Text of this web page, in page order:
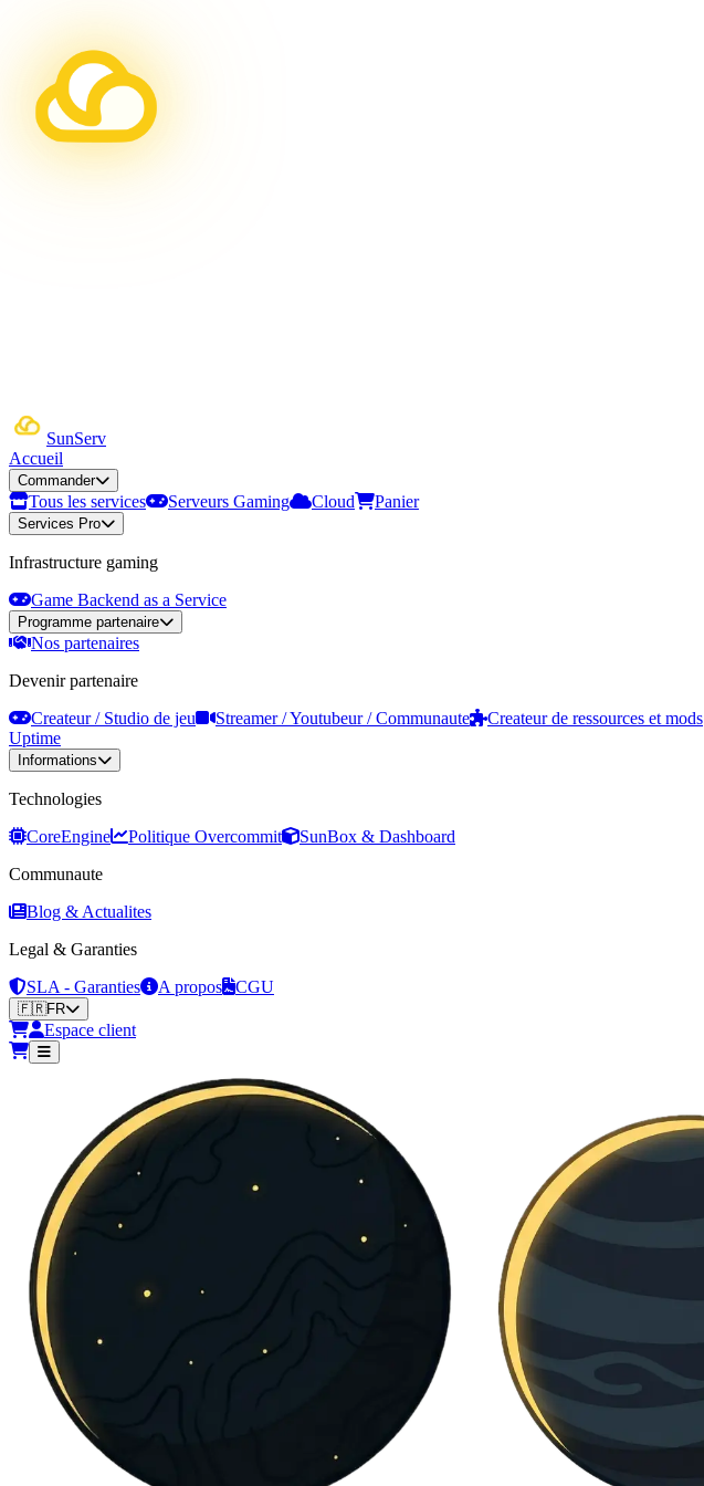
SunServ
Accueil
Commander
Tous les services Serveurs Gaming Cloud Panier
Services Pro
Infrastructure gaming
Game Backend as a Service
Programme partenaire
Nos partenaires
Devenir partenaire
Createur / Studio de jeu
Streamer / Youtubeur / Communaute
Createur de ressources et mods
Uptime
Informations
Technologies
CoreEngine
Politique Overcommit
SunBox & Dashboard
Communaute
Blog & Actualites
Legal & Garanties
SLA - Garanties
A propos CGU
🇫🇷FR
Espace client